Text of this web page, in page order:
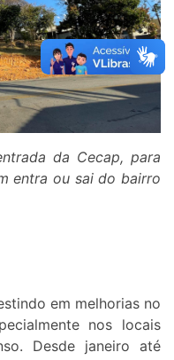
da Cecap, para
entra ou sai do bairro
em melhorias no
nos locais
Desde janeiro até